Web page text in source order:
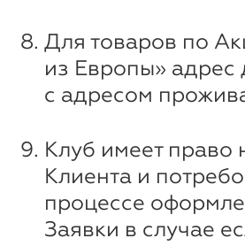
Для товаров по
из Европы» адрес
с адресом
Клуб имеет право
Клиента и
процессе
Заявки в случае